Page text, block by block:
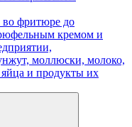
фритюре до
кремом и
моллюски, молоко,
яйца и продукты их